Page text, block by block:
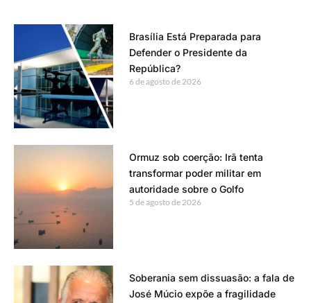
Brasília Está Preparada para
Defender o Presidente da
República?
6 de agosto de 2026
Ormuz sob coerção: Irã tenta
transformar poder militar em
autoridade sobre o Golfo
5 de agosto de 2026
Soberania sem dissuasão: a fala de
José Múcio expõe a fragilidade